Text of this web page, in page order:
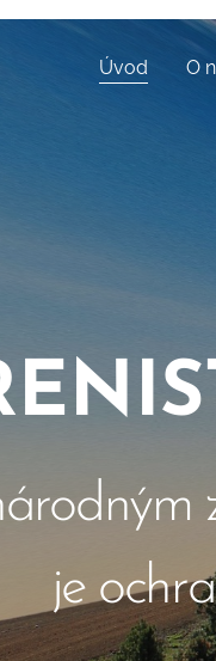
Úvod O